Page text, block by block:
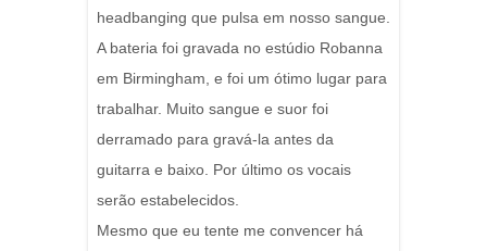
headbanging que pulsa em nosso sangue.
A bateria foi gravada no estúdio Robanna
em Birmingham, e foi um ótimo lugar para
trabalhar. Muito sangue e suor foi
derramado para gravá-la antes da
guitarra e baixo. Por último os vocais
serão estabelecidos.
Mesmo que eu tente me convencer há